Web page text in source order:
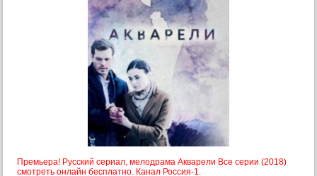
Премьера! Русский сериал, мелодрама Акварели Все серии (2018)
смотреть онлайн бесплатно. Канал Россия-1.